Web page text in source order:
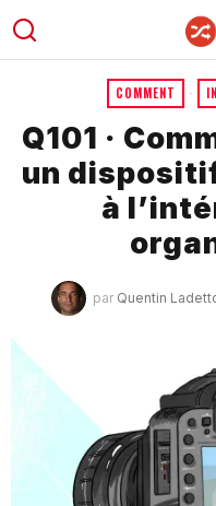
COMMENT ·
Q101 ·
un
à
par Quentin